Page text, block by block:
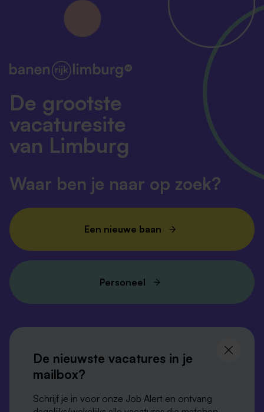
De grootste
vacaturesite
van Limburg
Waar ben je naar op zoek?
Een nieuwe baan
Personeel
blijf op de hoogte
De nieuwste vacatures in je
mailbox?
Schrijf je in voor onze Job Alert en ontvang